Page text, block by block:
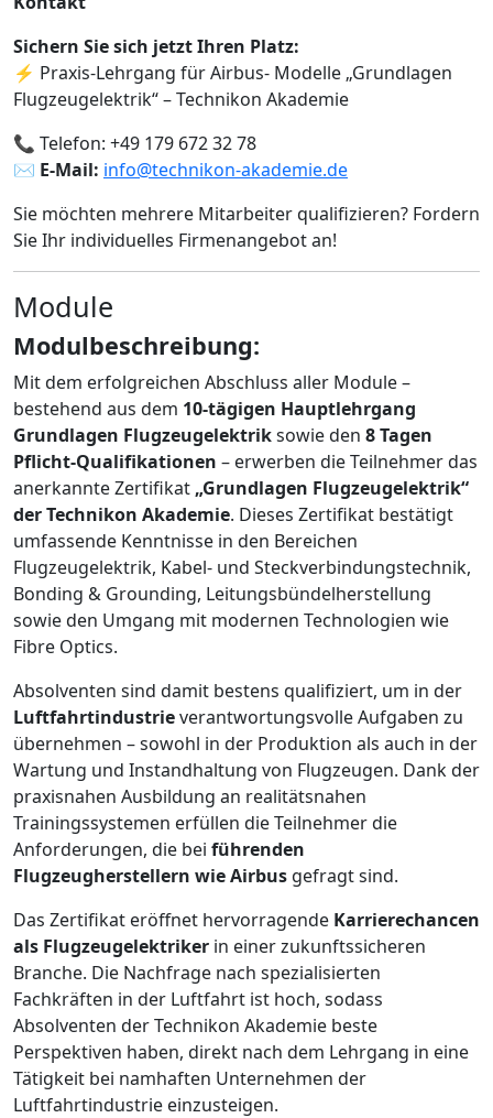
Sichern Sie sich jetzt Ihren Platz:
⚡ Praxis-Lehrgang für Airbus- Modelle „Grundlagen
Flugzeugelektrik“ – Technikon Akademie
📞 Telefon: +49 179 672 32 78
✉️ E-Mail: info@technikon-akademie.de
Sie möchten mehrere Mitarbeiter qualifizieren? Fordern
Sie Ihr individuelles Firmenangebot an!
Module
Modulbeschreibung:
Mit dem erfolgreichen Abschluss aller Module –
bestehend aus dem 10-tägigen Hauptlehrgang
Grundlagen Flugzeugelektriksowie den 8 Tagen
Pflicht-Qualifikationen – erwerben die Teilnehmer das
anerkannte Zertifikat „Grundlagen Flugzeugelektrik“
der Technikon Akademie. Dieses Zertifikat bestätigt
umfassende Kenntnisse in den Bereichen
Flugzeugelektrik, Kabel- und Steckverbindungstechnik,
Bonding & Grounding, Leitungsbündelherstellung
sowie den Umgang mit modernen Technologien wie
Fibre Optics.
Absolventen sind damit bestens qualifiziert, um in der
Luftfahrtindustrieverantwortungsvolle Aufgaben zu
übernehmen – sowohl in der Produktion als auch in der
Wartung und Instandhaltung von Flugzeugen. Dank der
praxisnahen Ausbildung an realitätsnahen
Trainingssystemen erfüllen die Teilnehmer die
Anforderungen, die bei führenden
Flugzeugherstellern wie Airbus gefragt sind.
Das Zertifikat eröffnet hervorragende Karrierechancen
als Flugzeugelektriker in einer zukunftssicheren
Branche. Die Nachfrage nach spezialisierten
Fachkräften in der Luftfahrt ist hoch, sodass
Absolventen der Technikon Akademie beste
Perspektiven haben, direkt nach dem Lehrgang in eine
Tätigkeit bei namhaften Unternehmen der
Luftfahrtindustrie einzusteigen.